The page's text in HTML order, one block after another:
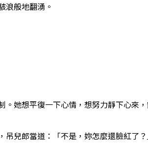
浪般地翻湧。
她想平復一下心情，想努力靜下心來
兒郎當道：「不是，妳怎麼還臉紅了？